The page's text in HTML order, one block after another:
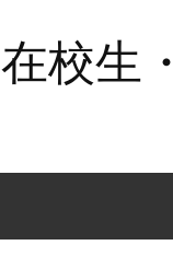
在校生